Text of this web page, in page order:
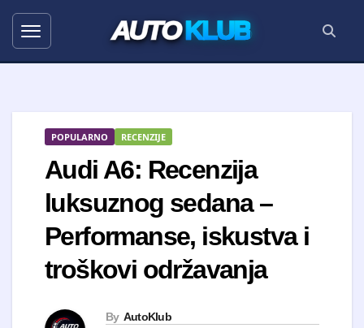
AUTOKLUB
POPULARNO RECENZIJE
Audi A6: Recenzija
luksuznog sedana –
Performanse, iskustva i
troškovi održavanja
By AutoKlub